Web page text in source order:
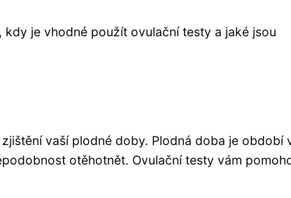
je vhodné použít ovulační testy a jaké jsou
vaší plodné doby. Plodná doba je období
otěhotnět. Ovulační testy vám